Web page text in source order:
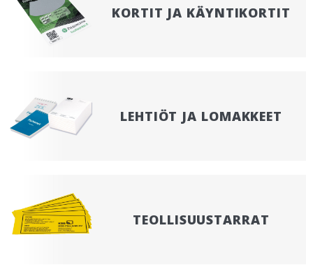
KORTIT JA KÄYNTIKORTIT
LEHTIÖT JA LOMAKKEET
TEOLLISUUSTARRAT